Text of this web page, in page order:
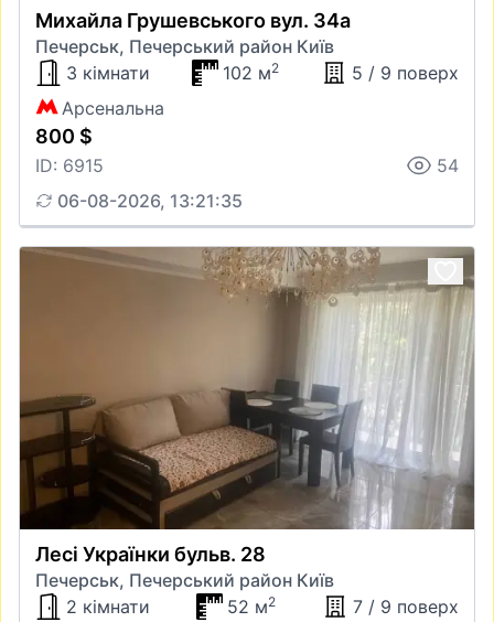
Михайла Грушевського вул. 34а
Печерськ, Печерський район Київ
3 кімнати
102 м2
5 / 9 поверх
Арсенальна
800 $
ID: 6915
54
06-08-2026, 13:21:35
Лесі Українки бульв. 28
Печерськ, Печерський район Київ
2 кімнати
52 м2
7 / 9 поверх